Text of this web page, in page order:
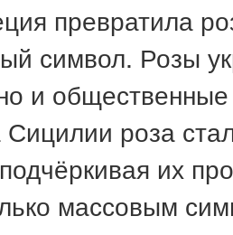
превратила
символ. Розы
и
роза
подчёркивая их
массовым